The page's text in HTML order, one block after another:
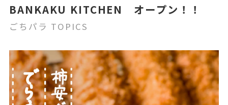
BANKAKU KITCHEN オープン！！
ごちパラ TOPICS